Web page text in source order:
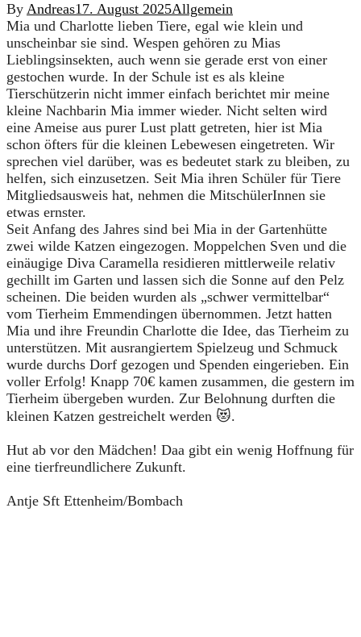
By Andreas17. August 2025Allgemein
Mia und Charlotte lieben Tiere, egal wie klein und
unscheinbar sie sind. Wespen gehören zu Mias
Lieblingsinsekten, auch wenn sie gerade erst von einer
gestochen wurde. In der Schule ist es als kleine
Tierschützerin nicht immer einfach berichtet mir meine
kleine Nachbarin Mia immer wieder. Nicht selten wird
eine Ameise aus purer Lust platt getreten, hier ist Mia
schon öfters für die kleinen Lebewesen eingetreten. Wir
sprechen viel darüber, was es bedeutet stark zu bleiben, zu
helfen, sich einzusetzen. Seit Mia ihren Schüler für Tiere
Mitgliedsausweis hat, nehmen die MitschülerInnen sie
etwas ernster.
Seit Anfang des Jahres sind bei Mia in der Gartenhütte
zwei wilde Katzen eingezogen. Moppelchen Sven und die
einäugige Diva Caramella residieren mittlerweile relativ
gechillt im Garten und lassen sich die Sonne auf den Pelz
scheinen. Die beiden wurden als „schwer vermittelbar“
vom Tierheim Emmendingen übernommen. Jetzt hatten
Mia und ihre Freundin Charlotte die Idee, das Tierheim zu
unterstützen. Mit ausrangiertem Spielzeug und Schmuck
wurde durchs Dorf gezogen und Spenden eingerieben. Ein
voller Erfolg! Knapp 70€ kamen zusammen, die gestern im
Tierheim übergeben wurden. Zur Belohnung durften die
kleinen Katzen gestreichelt werden 😻.
Hut ab vor den Mädchen! Daa gibt ein wenig Hoffnung für
eine tierfreundlichere Zukunft.
Antje Sft Ettenheim/Bombach